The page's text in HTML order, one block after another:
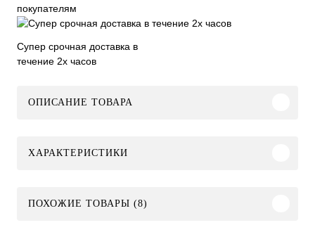
покупателям
Супер срочная доставка в
течение 2х часов
ОПИСАНИЕ ТОВАРА
ХАРАКТЕРИСТИКИ
ПОХОЖИЕ ТОВАРЫ (8)